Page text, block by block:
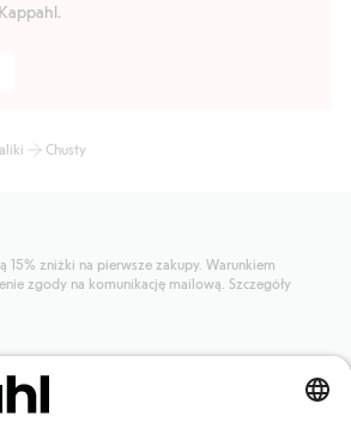
Chusty
zniżki na pierwsze zakupy. Warunkiem
zgody na komunikację mailową. Szczegóły